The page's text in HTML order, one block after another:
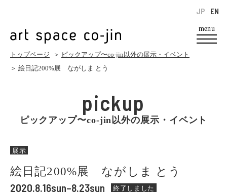
menu
EN
JP
トップページ ＞ ピックアップ〜co-jin以外の展示・イベント
＞ 絵日記200%展 ながしま とう
pickup
ピックアップ〜co-jin以外の展示・イベント
展示
絵日記200%展 ながしま とう
2020.8.16sun–8.23sun 終了しました